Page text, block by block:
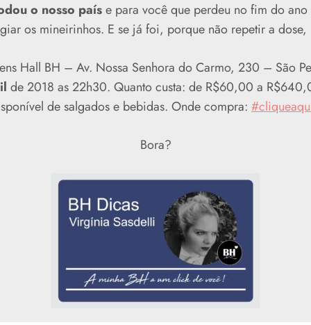
o nosso paíse para você que perdeu no fim do ano
os mineirinhos. E se já foi, porque não repetir a
Hall BH – Av. Nossa Senhora do Carmo, 230 – São
de 2018 as 22h30. Quanto custa: de R$60,00 a
de salgados e bebidas. Onde compra:
Bora?